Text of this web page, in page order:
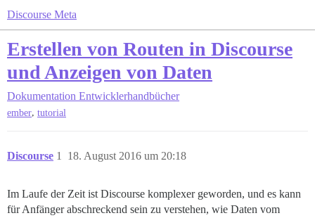
Discourse Meta
Erstellen von Routen in Discourse
und Anzeigen von Daten
Dokumentation Entwicklerhandbücher
ember, tutorial
Discourse 18. August 2016 um 20:18
1
Im Laufe der Zeit ist Discourse komplexer geworden, und es kann
für Anfänger abschreckend sein zu verstehen, wie Daten vom